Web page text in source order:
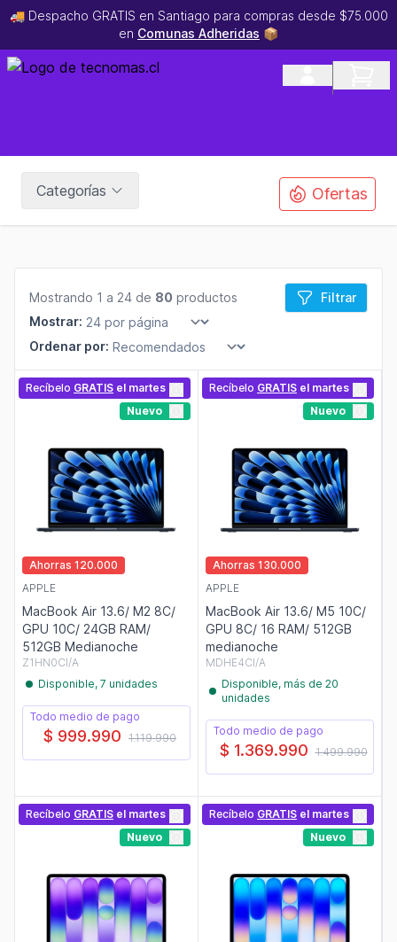
🚚 Despacho GRATIS en Santiago para compras desde $75.000
en Comunas Adheridas 📦
Categorías Ofertas
Mostrando 1 a 24 de 80 productos
Filtrar
Mostrar:
Ordenar por:
Recíbelo GRATIS el martes
Nuevo
Ahorras 120.000
APPLE
MacBook Air 13.6/ M2 8C/
GPU 10C/ 24GB RAM/
512GB Medianoche
Z1HN0CI/A
Disponible, 7 unidades
Todo medio de pago
$ 999.990 1.119.990
Recíbelo GRATIS el martes
Nuevo
Ahorras 130.000
APPLE
MacBook Air 13.6/ M5 10C/
GPU 8C/ 16 RAM/ 512GB
medianoche
MDHE4CI/A
Disponible, más de 20
unidades
Todo medio de pago
$ 1.369.990 1.499.990
Recíbelo GRATIS el martes
Nuevo
Recíbelo GRATIS el martes
Nuevo